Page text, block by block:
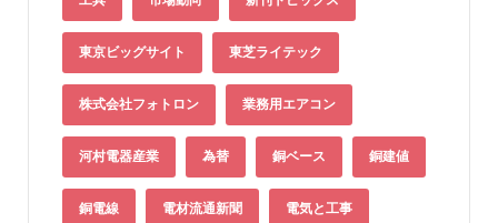
東京ビッグサイト 東芝ライテック
株式会社フォトロン 業務用エアコン
河村電器産業 為替 銅ベース 銅建値
銅電線 電材流通新聞 電気と工事